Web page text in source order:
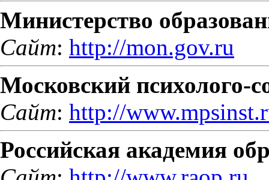
Министерство
Сайт: http://mon.gov.ru
Московский психолого-
Сайт: http://
Российская академия